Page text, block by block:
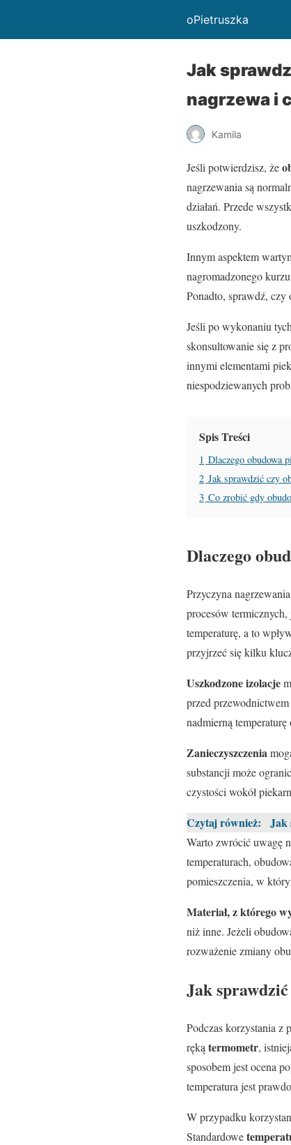
oPietruszka
Jak
nagrzewa i
Kamila
Jeśli potwierdzisz, że
nagrzewania są
działań. Przede
uszkodzony.
Innym aspektem
nagromadzonego
Ponadto, sprawdź, czy
Jeśli po wykonaniu
skonsultowanie się z
innymi elementami
niespodziewanych
Spis Treści
1 Dlaczego obudowa
2 Jak sprawdzić czy
3 Co zrobić gdy
Dlaczego
Przyczyna
procesów
temperaturę, a to
przyjrzeć się kilku
Uszkodzone izolacje
przed
nadmierną
Zanieczyszczenia
substancji może
czystości wokół
Czytaj również: Jak
Warto zwrócić uwagę
temperaturach,
pomieszczenia, w
Materiał, z którego
niż inne. Jeżeli
rozważenie zmiany
Jak
Podczas korzystania z
ręką termometr,
sposobem jest ocena
temperatura jest
W przypadku
Standardowe